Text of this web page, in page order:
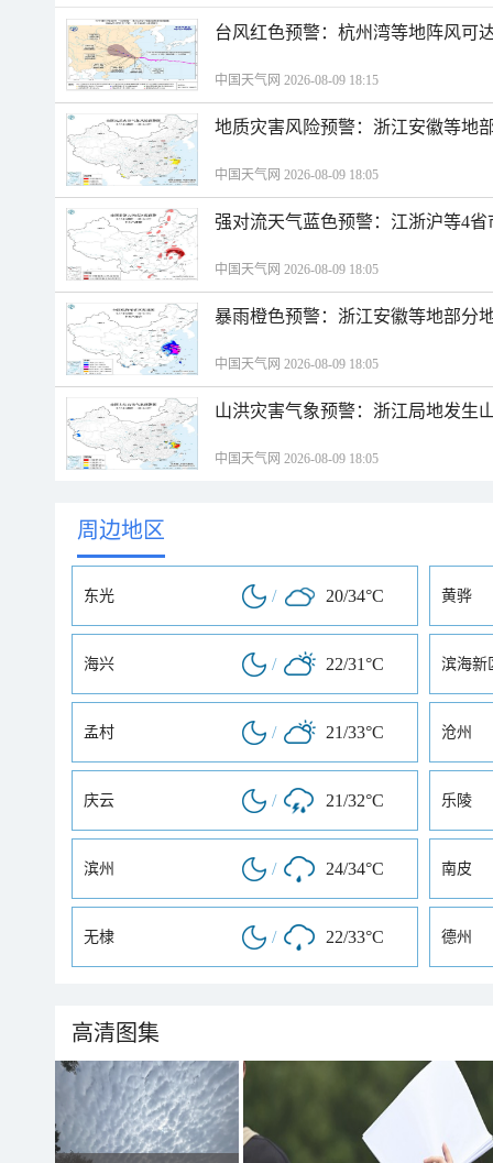
台风红色预警：杭州湾等地阵风可
中国天气网 2026-08-09 18:15
地质灾害风险预警：浙江安徽等地
中国天气网 2026-08-09 18:05
强对流天气蓝色预警：江浙沪等4
中国天气网 2026-08-09 18:05
暴雨橙色预警：浙江安徽等地部分
中国天气网 2026-08-09 18:05
山洪灾害气象预警：浙江局地发生
中国天气网 2026-08-09 18:05
周边地区
东光 / 20/34°C 黄骅
海兴 / 22/31°C 滨海新
孟村 / 21/33°C 沧州
庆云 / 21/32°C 乐陵
滨州 / 24/34°C 南皮
无棣 / 22/33°C 德州
高清图集